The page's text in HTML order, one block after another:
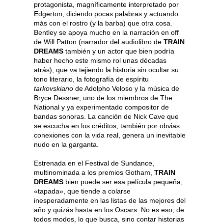
protagonista, magníficamente interpretado por
Edgerton, diciendo pocas palabras y actuando
más con el rostro (y la barba) que otra cosa.
Bentley se apoya mucho en la narración en off
de Will Patton (narrador del audiolibro de TRAIN
DREAMS también y un actor que bien podría
haber hecho este mismo rol unas décadas
atrás), que va tejiendo la historia sin ocultar su
tono literario, la fotografía de espíritu
tarkovskiano de Adolpho Veloso y la música de
Bryce Dessner, uno de los miembros de The
National y ya experimentado compositor de
bandas sonoras. La canción de Nick Cave que
se escucha en los créditos, también por obvias
conexiones con la vida real, genera un inevitable
nudo en la garganta.
Estrenada en el Festival de Sundance,
multinominada a los premios Gotham, TRAIN
DREAMS bien puede ser esa película pequeña,
«tapada», que tiende a colarse
inesperadamente en las listas de las mejores del
año y quizás hasta en los Oscars. No es eso, de
todos modos, lo que busca, sino contar historias